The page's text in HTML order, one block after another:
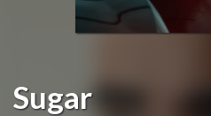
Sugar